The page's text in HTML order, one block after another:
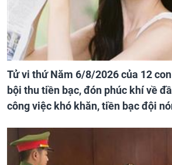
Tử vi thứ Năm 6/8/2026 của 12
bội thu tiền bạc, đón phúc khí về
công việc khó khăn, tiền bạc đội